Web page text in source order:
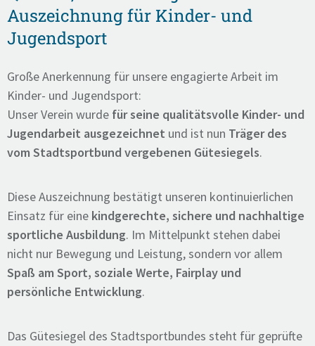
Auszeichnung für Kinder- und
Jugendsport
Große Anerkennung für unsere engagierte Arbeit im
Kinder- und Jugendsport:
Unser Verein wurde für seine qualitätsvolle Kinder- und
Jugendarbeit ausgezeichnet und ist nun Träger des
vom Stadtsportbund vergebenen Gütesiegels.
Diese Auszeichnung bestätigt unseren kontinuierlichen
Einsatz für eine kindgerechte, sichere und nachhaltige
sportliche Ausbildung. Im Mittelpunkt stehen dabei
nicht nur Bewegung und Leistung, sondern vor allem
Spaß am Sport, soziale Werte, Fairplay und
persönliche Entwicklung.
Das Gütesiegel des Stadtsportbundes steht für geprüfte